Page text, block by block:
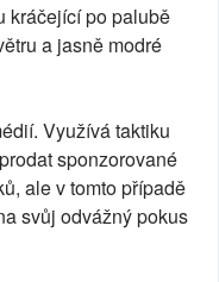
kráčející po palubě
a jasně modré
Využívá taktiku
sponzorované
ale v tomto případě
svůj odvážný pokus